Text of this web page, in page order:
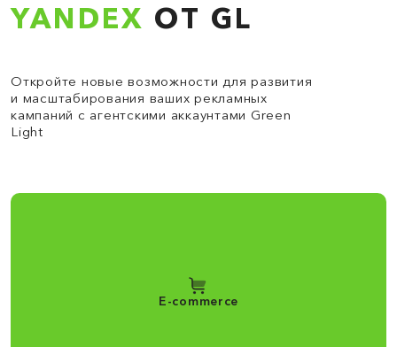
YANDEX ОТ GL
Откройте новые возможности для развития
и масштабирования ваших рекламных
кампаний с агентскими аккаунтами Green
Light
E-commerce